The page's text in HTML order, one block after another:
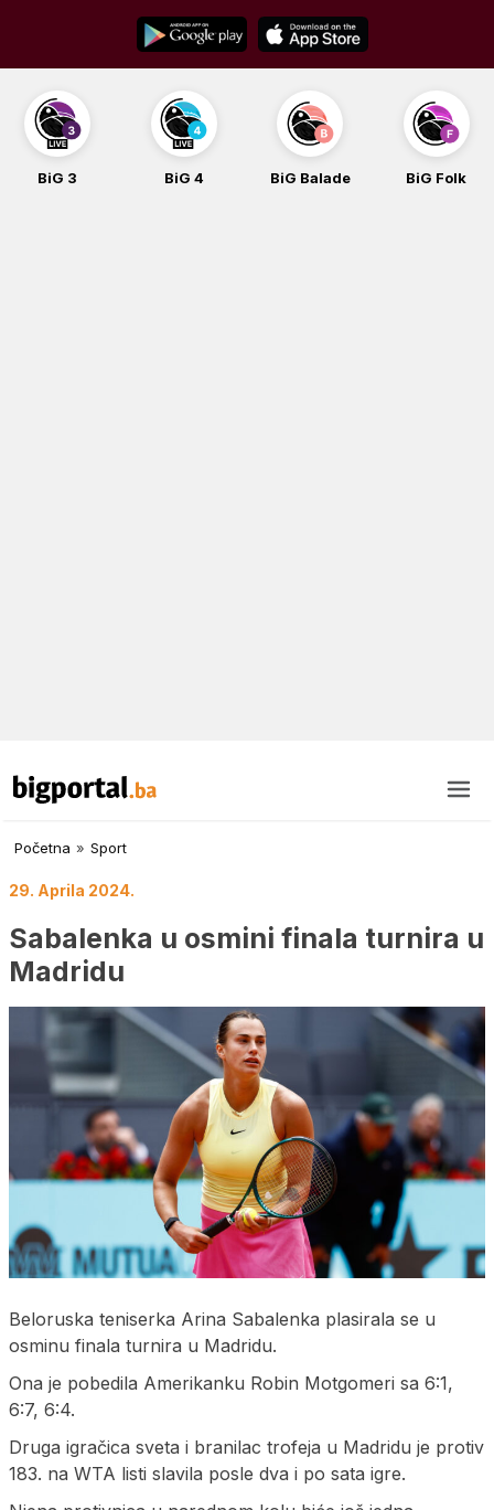
content
BiG 3 BiG 4 BiG Balade BiG Folk
Početna » Sport
29. Aprila 2024.
Sabalenka u osmini finala turnira u
Madridu
Beloruska teniserka Arina Sabalenka plasirala se u
osminu finala turnira u Madridu.
Ona je pobedila Amerikanku Robin Motgomeri sa 6:1,
6:7, 6:4.
Druga igračica sveta i branilac trofeja u Madridu je protiv
183. na WTA listi slavila posle dva i po sata igre.